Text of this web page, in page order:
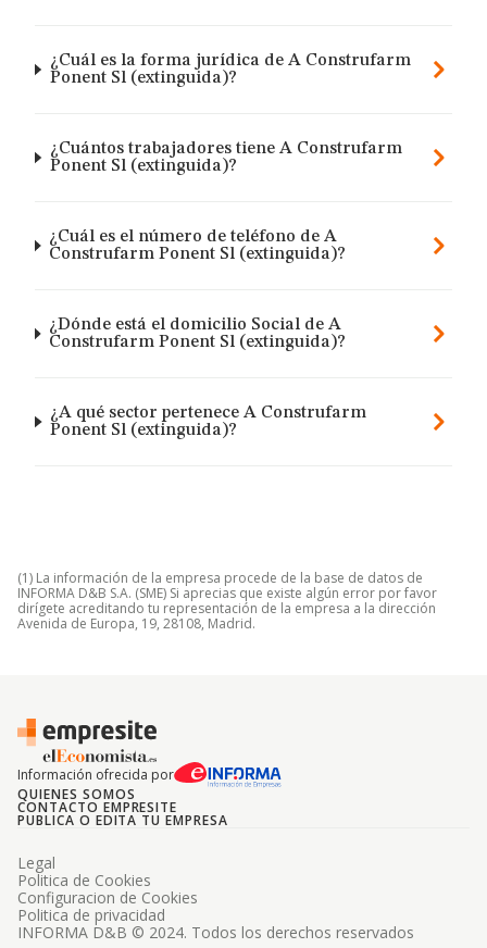
¿Cuál es la forma jurídica de A Construfarm
Ponent Sl (extinguida)?
¿Cuántos trabajadores tiene A Construfarm
Ponent Sl (extinguida)?
¿Cuál es el número de teléfono de A
Construfarm Ponent Sl (extinguida)?
¿Dónde está el domicilio Social de A
Construfarm Ponent Sl (extinguida)?
¿A qué sector pertenece A Construfarm
Ponent Sl (extinguida)?
(1) La información de la empresa procede de la base de datos de
INFORMA D&B S.A. (SME) Si aprecias que existe algún error por favor
dirígete acreditando tu representación de la empresa a la dirección
Avenida de Europa, 19, 28108, Madrid.
Información ofrecida por
QUIENES SOMOS
CONTACTO EMPRESITE
PUBLICA O EDITA TU EMPRESA
INFORMA D&B © 2024. Todos los derechos reservados
Legal
Politica de Cookies
Configuracion de Cookies
Politica de privacidad